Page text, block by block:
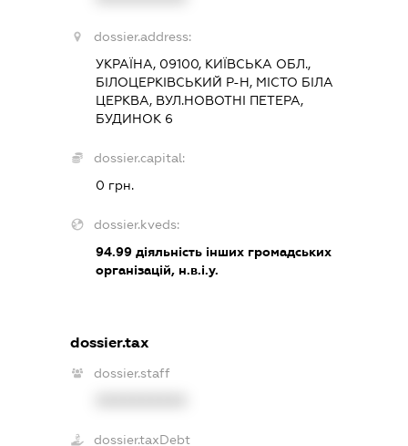
dossier.address:
УКРАЇНА, 09100, КИЇВСЬКА ОБЛ.,
БІЛОЦЕРКІВСЬКИЙ Р-Н, МІСТО БІЛА
ЦЕРКВА, ВУЛ.НОВОТНІ ПЕТЕРА,
БУДИНОК 6
dossier.capital:
0 грн.
dossier.kveds:
94.99діяльність інших громадських
організацій, н.в.і.у.
dossier.tax
dossier.staff
dossier.taxDebt